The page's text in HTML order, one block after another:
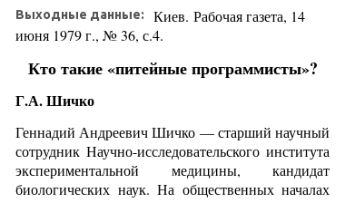
Выходные данные: Киев. Рабочая газета, 14
июня 1979 г., № 36, с.4.
Кто такие «питейные программисты»?
Г.А. Шичко
Геннадий Андреевич Шичко — старший научный
сотрудник Научно-исследовательского института
экспериментальной медицины, кандидат
биологических наук. На общественных началах